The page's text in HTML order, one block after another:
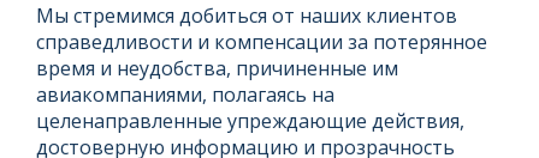
Мы стремимся добиться от наших клиентов
справедливости и компенсации за потерянное
время и неудобства, причиненные им
авиакомпаниями, полагаясь на
целенаправленные упреждающие действия,
достоверную информацию и прозрачность